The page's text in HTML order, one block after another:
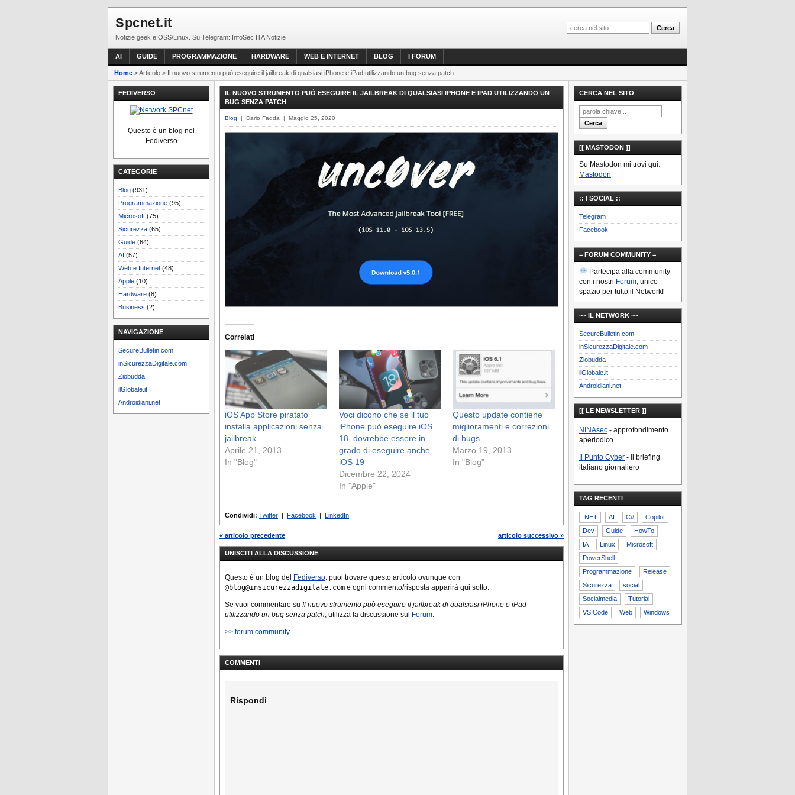
Spcnet.it
Notizie geek e OSS/Linux. Su Telegram: InfoSec ITA Notizie
AI GUIDE PROGRAMMAZIONE HARDWARE WEB E INTERNET BLOG I FORUM
Home > Articolo > Il nuovo strumento può eseguire il jailbreak di qualsiasi iPhone e iPad utilizzando un bug senza patch
FEDIVERSO
Questo è un blog nel
Fediverso
CATEGORIE
Blog (931)
Programmazione (95)
Microsoft (75)
Sicurezza (65)
Guide (64)
AI (57)
Web e Internet (48)
Apple (10)
Hardware (8)
Business (2)
NAVIGAZIONE
SecureBulletin.com
inSicurezzaDigitale.com
Ziobudda
ilGlobale.it
Androidiani.net
IL NUOVO STRUMENTO PUÒ ESEGUIRE IL JAILBREAK DI QUALSIASI IPHONE E IPAD UTILIZZANDO UN
BUG SENZA PATCH
Blog | Dario Fadda | Maggio 25, 2020
Correlati
iOS App Store piratato
installa applicazioni senza
jailbreak
Aprile 21, 2013
In "Blog"
Voci dicono che se il tuo
iPhone può eseguire iOS
18, dovrebbe essere in
grado di eseguire anche
iOS 19
Dicembre 22, 2024
In "Apple"
Questo update contiene
miglioramenti e correzioni
di bugs
Marzo 19, 2013
In "Blog"
Condividi: Twitter | Facebook | LinkedIn
« articolo precedente articolo successivo »
UNISCITI ALLA DISCUSSIONE
Questo è un blog del Fediverso: puoi trovare questo articolo ovunque con
@blog@insicurezzadigitale.com e ogni commento/risposta apparirà qui sotto.
Se vuoi commentare su Il nuovo strumento può eseguire il jailbreak di qualsiasi iPhone e iPad
utilizzando un bug senza patch, utilizza la discussione sul Forum.
>> forum community
COMMENTI
Rispondi
CERCA NEL SITO
[[ MASTODON ]]
Su Mastodon mi trovi qui:
Mastodon
:: I SOCIAL ::
Telegram
Facebook
= FORUM COMMUNITY =
Partecipa alla community
con i nostri Forum, unico
spazio per tutto il Network!
~~ IL NETWORK ~~
SecureBulletin.com
inSicurezzaDigitale.com
Ziobudda
ilGlobale.it
Androidiani.net
[[ LE NEWSLETTER ]]
NINAsec - approfondimento
aperiodico
Il Punto Cyber - il briefing
italiano giornaliero
TAG RECENTI
.NET AI C#
Copilot
Dev
Guide
HowTo
IA
Linux
Microsoft
PowerShell
Programmazione
Release
Sicurezza
social
Socialmedia
Tutorial
VS Code
Web Windows